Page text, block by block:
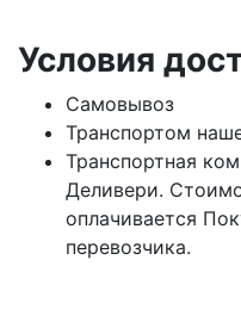
Условия
Самовывоз
Транспортом
Транспортная
Деливери.
оплачивается
перевозчика.